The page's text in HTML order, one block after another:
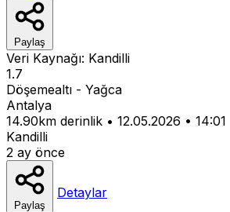
Paylaş
Veri Kaynağı: Kandilli
1.7
Döşemealtı - Yağca
Antalya
14.90km derinlik • 12.05.2026 • 14:01
Kandilli
2 ay önce
Paylaş
Detaylar